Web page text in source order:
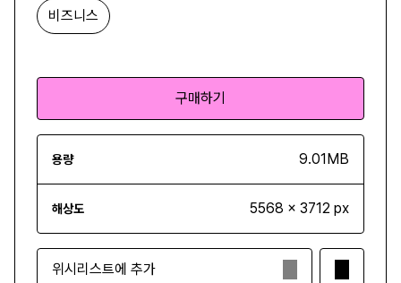
비즈니스
구매하기
용량 9.01MB
해상도 5568 x 3712 px
위시리스트에 추가